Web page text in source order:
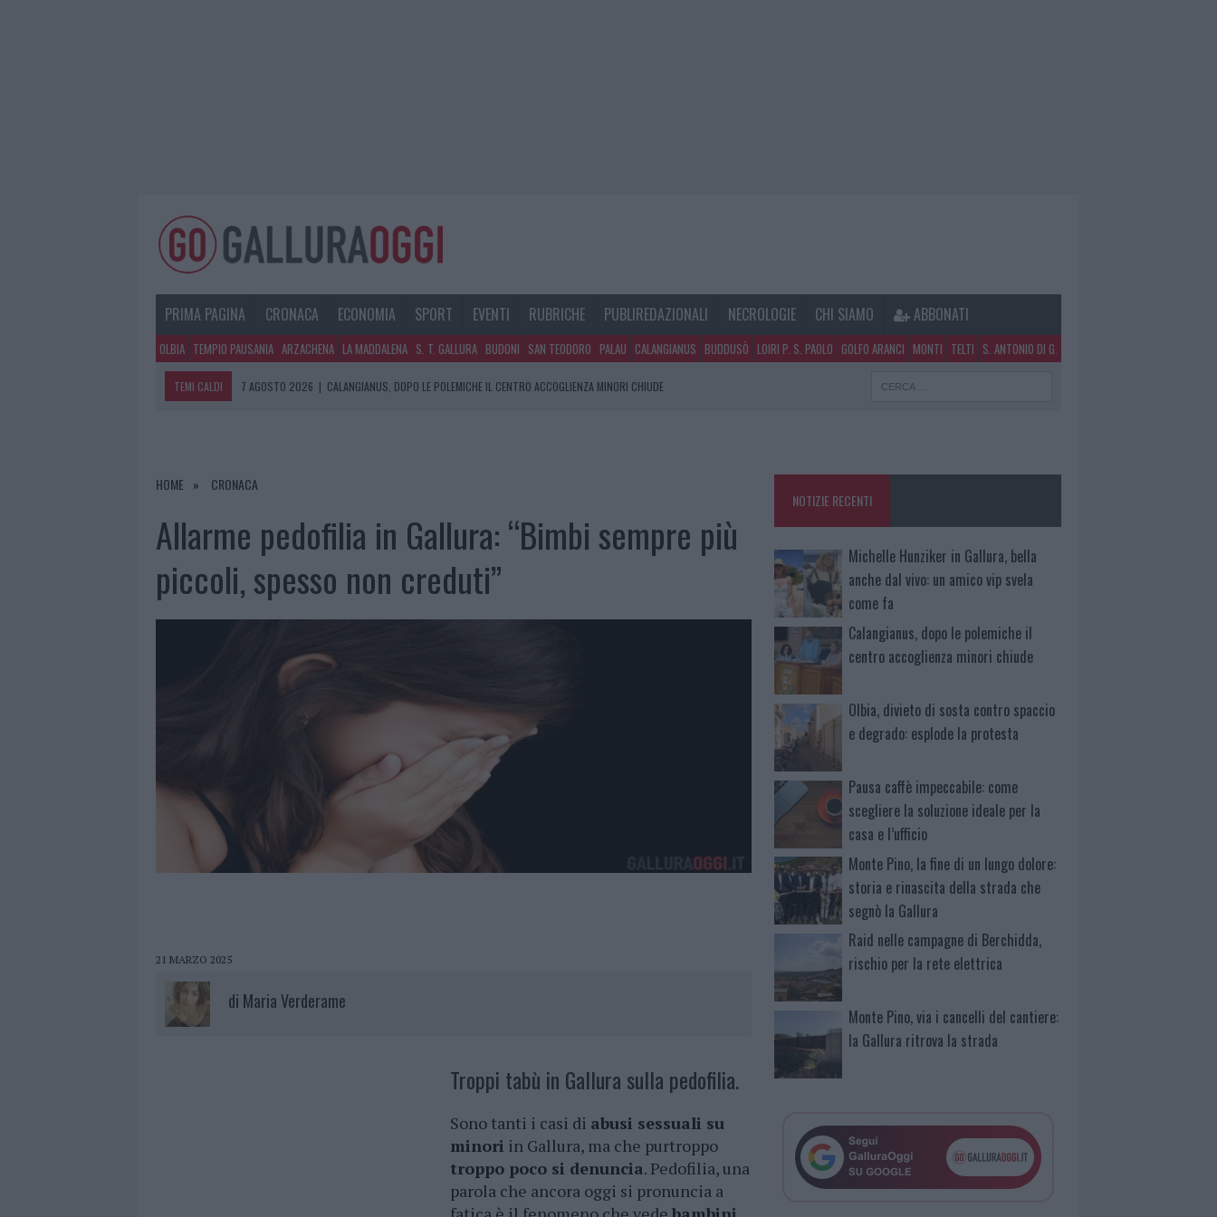
PRIMA PAGINA CRONACA ECONOMIA SPORT EVENTI RUBRICHE PUBLIREDAZIONALI NECROLOGIE CHI SIAMO ABBONATI
OLBIA TEMPIO PAUSANIA ARZACHENA LA MADDALENA S. T. GALLURA BUDONI SAN TEODORO PALAU CALANGIANUS BUDDUSÒ LOIRI P. S. PAOLO GOLFO ARANCI MONTI TELTI S. ANTONIO DI G.
TEMI CALDI 7 AGOSTO 2026 | CALANGIANUS, DOPO LE POLEMICHE IL CENTRO ACCOGLIENZA MINORI CHIUDE
7 AGOSTO 2026
|
HOME CRONACA
Allarme pedofilia in Gallura: “Bimbi sempre più
piccoli, spesso non creduti”
21 MARZO 2025
di Maria Verderame
Troppi tabù in Gallura sulla pedofilia.
Sono tanti i casi di abusi sessuali su
minori in Gallura, ma che purtroppo
troppo poco si denuncia. Pedofilia, una
parola che ancora oggi si pronuncia a
NOTIZIE RECENTI
Michelle Hunziker in Gallura, bella
anche dal vivo: un amico vip svela
come fa
Calangianus, dopo le polemiche il
centro accoglienza minori chiude
Olbia, divieto di sosta contro spaccio
e degrado: esplode la protesta
Pausa caffè impeccabile: come
scegliere la soluzione ideale per la
casa e l’ufficio
Monte Pino, la fine di un lungo dolore:
storia e rinascita della strada che
segnò la Gallura
Raid nelle campagne di Berchidda,
rischio per la rete elettrica
Monte Pino, via i cancelli del cantiere:
la Gallura ritrova la strada